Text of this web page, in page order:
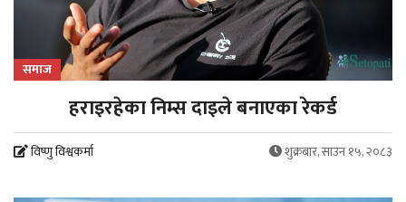
समाज
हराइरहेका निम्स दाइले बनाएका रेकर्ड
विष्णु विश्वकर्मा शुक्रबार, साउन १५, २०८३